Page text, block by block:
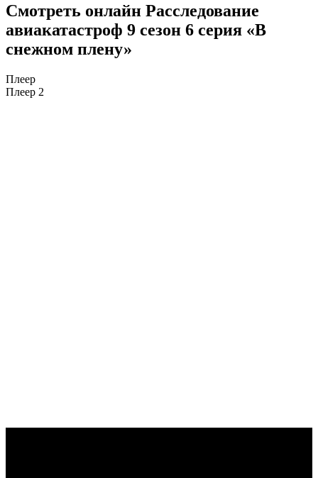
Смотреть онлайн Расследование
авиакатастроф 9 сезон 6 серия «В
снежном плену»
Плеер
Плеер 2